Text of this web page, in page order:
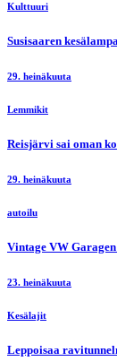
Kulttuuri
Susisaaren
29. heinäkuuta
Lemmikit
Reisjärvi sai oman
29. heinäkuuta
autoilu
Vintage VW
23. heinäkuuta
Kesälajit
Leppoisaa